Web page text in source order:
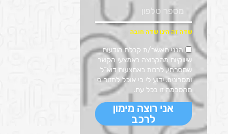
הנני מאשר/ת קבלת הודעות
שיווקיות מהקבוצה באמצעי הקשר
שמסרתי, לרבות באמצעות דוא"ל
ומסרונים. ידוע לי כי אוכל לחזור בי
מהסכמה זו בכל עת.
אני רוצה מימון
לרכב